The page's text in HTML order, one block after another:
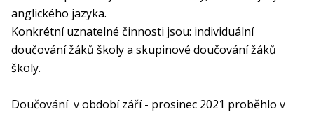
anglického jazyka.
Konkrétní uznatelné činnosti jsou: individuální
doučování žáků školy a skupinové doučování žáků
školy.
Doučování v období září - prosinec 2021 proběhlo v